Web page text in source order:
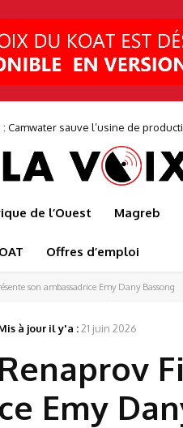
sur 30 jeunes pour faire éclore
de l’Ouest Magreb
Offres d’emploi
son ambassadrice Emy Dany Bassong
à jour il y'a :21 juin 2026
Emy